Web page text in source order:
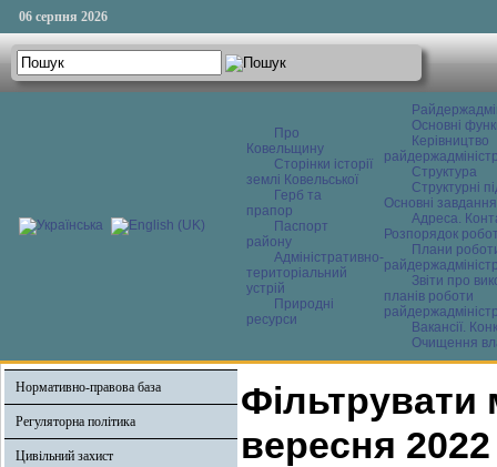
06 серпня 2026
Про
Ковельщину
Сторінки історії
землі Ковельської
Герб та
прапор
Паспорт
району
Адміністративно-
територіальний
устрій
Природні
ресурси
Основні
Керівництво
Структура
Структурні
Основні завдання
Адреса.
Розпорядок
Плани
Звіти про
планів роботи
Вакансії.
Очищення
Нормативно-правова база
Регуляторна політика
Цивільний захист
Фільтрувати
вересня 2022